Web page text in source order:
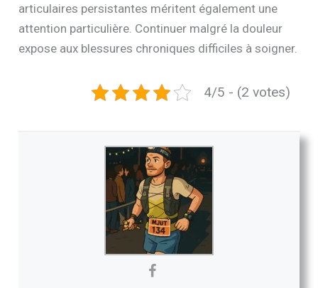
articulaires persistantes méritent également une
attention particulière. Continuer malgré la douleur
expose aux blessures chroniques difficiles à soigner.
4/5 - (2 votes)